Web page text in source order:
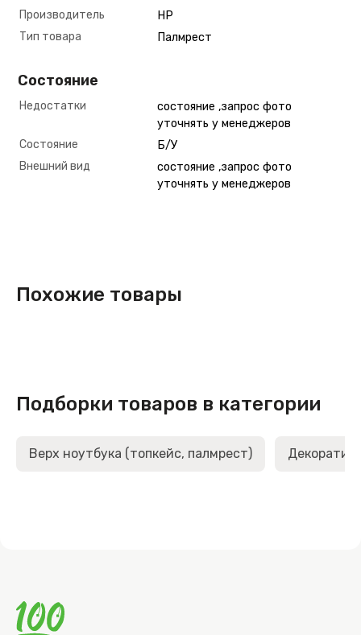
Производитель
HP
Тип товара
Палмрест
Состояние
Недостатки
состояние ,запрос фото
уточнять у менеджеров
Состояние
Б/У
Внешний вид
состояние ,запрос фото
уточнять у менеджеров
Похожие товары
Подборки товаров в категории
Верх ноутбука (топкейс, палмрест)